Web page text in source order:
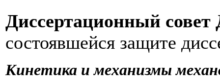
Диссертационный совет
состоявшейся защите
Кинетика и механизмы